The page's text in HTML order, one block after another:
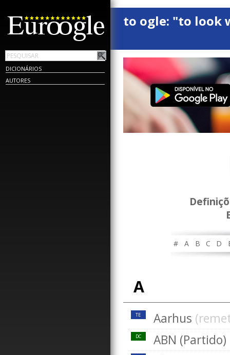
DICIONÁRIOS
AUTORES
to ogle: "to look
# A B C D
A
TE Aarhus
DC ABN (Partido)